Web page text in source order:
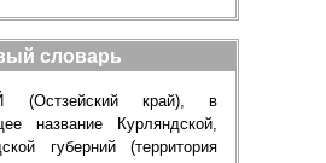
словарь
(Остзейский край), в
название Курляндской,
губерний (территория